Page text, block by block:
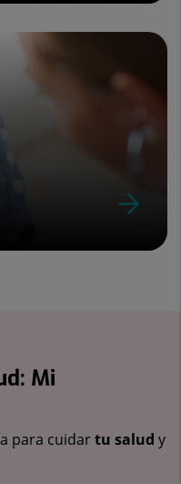
Mi
para cuidartu salud y